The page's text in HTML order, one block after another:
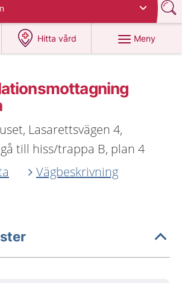
Hitta vård
på 1177.se
Meny
Lasarettsvägen 4,
till hiss/trappa B, plan 4
Vägbeskrivning